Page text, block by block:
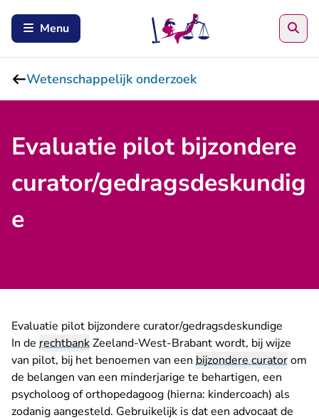
Menu
Wetenschappelijk onderzoek
Evaluatie pilot bijzondere
curator/gedragsdeskundig
e
Evaluatie pilot bijzondere curator/gedragsdeskundige
In de rechtbankZeeland-West-Brabant wordt, bij wijze
van pilot, bij het benoemen van een bijzondere curatorom
de belangen van een minderjarige te behartigen, een
psycholoog of orthopedagoog (hierna: kindercoach) als
zodanig aangesteld. Gebruikelijk is dat een advocaat de